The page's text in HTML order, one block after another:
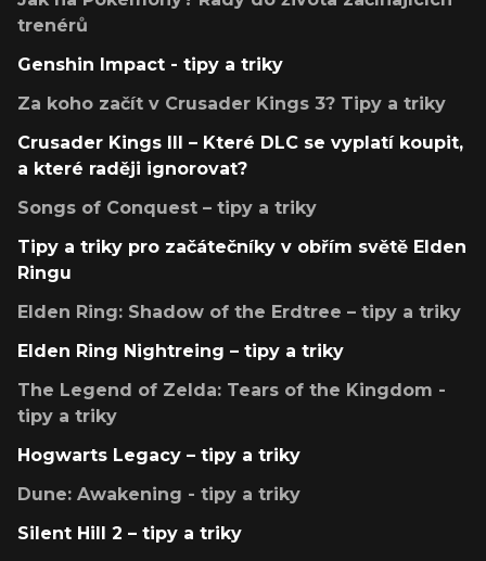
trenérů
Genshin Impact - tipy a triky
Za koho začít v Crusader Kings 3? Tipy a triky
Crusader Kings III – Které DLC se vyplatí koupit,
a které raději ignorovat?
Songs of Conquest – tipy a triky
Tipy a triky pro začátečníky v obřím světě Elden
Ringu
Elden Ring: Shadow of the Erdtree – tipy a triky
Elden Ring Nightreing – tipy a triky
The Legend of Zelda: Tears of the Kingdom -
tipy a triky
Hogwarts Legacy – tipy a triky
Dune: Awakening - tipy a triky
Silent Hill 2 – tipy a triky